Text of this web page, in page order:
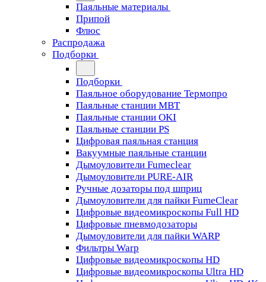
Паяльные материалы
Припой
Флюс
Распродажа
Подборки
Подборки
Паяльное оборудование Термопро
Паяльные станции MBT
Паяльные станции OKI
Паяльные станции PS
Цифровая паяльная станция
Вакуумные паяльные станции
Дымоуловители Fumeclear
Дымоуловители PURE-AIR
Ручные дозаторы под шприц
Дымоуловители для пайки FumeClear
Цифровые видеомикроскопы Full HD
Цифровые пневмодозаторы
Дымоуловители для пайки WARP
Фильтры Warp
Цифровые видеомикроскопы HD
Цифровые видеомикроскопы Ultra HD